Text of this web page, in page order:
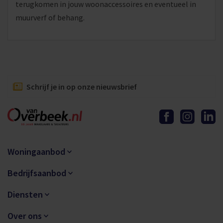
terugkomen in jouw woonaccessoires en eventueel in
muurverf of behang.
Schrijf je in op onze nieuwsbrief
Woningaanbod
Bedrijfsaanbod
Diensten
Over ons